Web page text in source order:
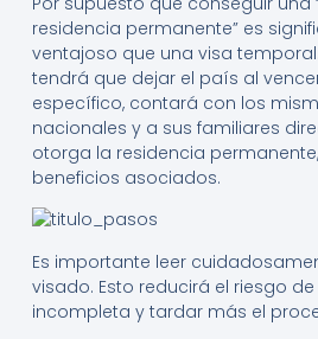
residencia permanente” es
ventajoso que una visa
tendrá que dejar el país al
específico, contará con los
nacionales y a sus familiares
otorga la residencia
beneficios asociados.
Es importante leer
visado. Esto reducirá el riesgo
incompleta y tardar más el